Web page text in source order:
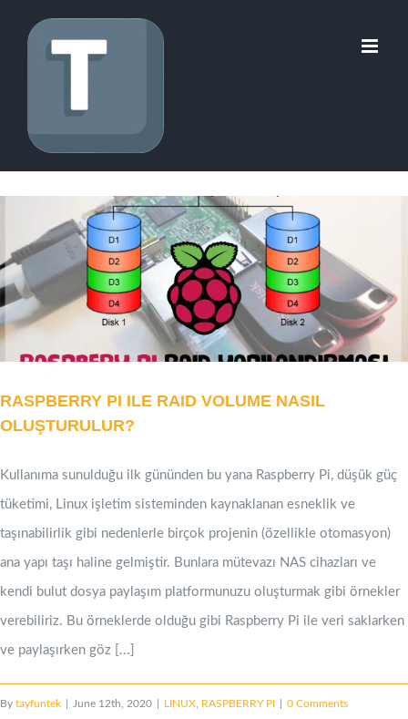
RASPBERRY PI ILE RAID VOLUME NASIL
OLUŞTURULUR?
Kullanıma sunulduğu ilk gününden bu yana Raspberry Pi, düşük güç
tüketimi, Linux işletim sisteminden kaynaklanan esneklik ve
taşınabilirlik gibi nedenlerle birçok projenin (özellikle otomasyon)
ana yapı taşı haline gelmiştir. Bunlara mütevazı NAS cihazları ve
kendi bulut dosya paylaşım platformunuzu oluşturmak gibi örnekler
verebiliriz. Bu örneklerde olduğu gibi Raspberry Pi ile veri saklarken
ve paylaşırken göz [...]
By tayfuntek June 12th, 2020 LINUX RASPBERRY PI 0 Comments